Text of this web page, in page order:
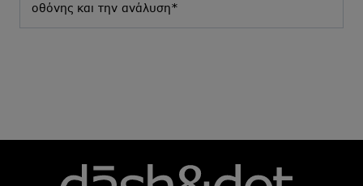
οθόνης και την ανάλυση*